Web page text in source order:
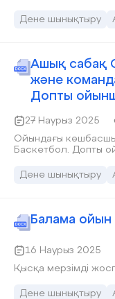
Дене шынықтыру
Ашық сабақ
және
Допты
27 Наурыз 2025
Ойындағы
Баскетбол. Допты
Дене шынықтыру
Балама
16 Наурыз 2025
Қысқа мерзімді
Дене шынықтыру